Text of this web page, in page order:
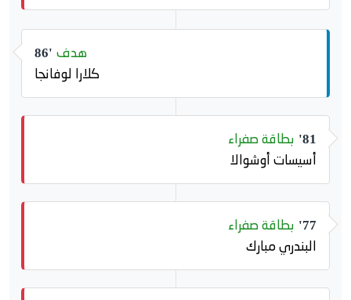
86' هدف
كلارا لوفانجا
81' بطاقة صفراء
أسيسات أوشوالا
77'
بطاقة صفراء
البندري مبارك